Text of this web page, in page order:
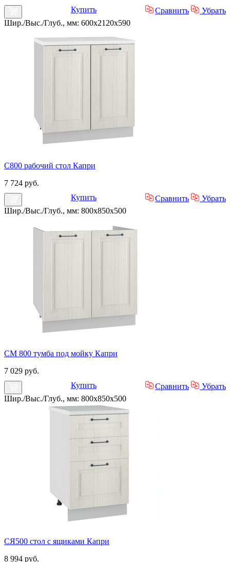
Купить
Сравнить
Убрать
Шир./Выс./Глуб., мм: 600x2120x590
С800 рабочий стол Капри
7 724 руб.
Купить
Сравнить
Убрать
Шир./Выс./Глуб., мм: 800x850x500
СМ 800 тумба под мойку Капри
7 029 руб.
Купить
Сравнить
Убрать
Шир./Выс./Глуб., мм: 800x850x500
СЯ500 стол с ящиками Капри
8 994 руб.